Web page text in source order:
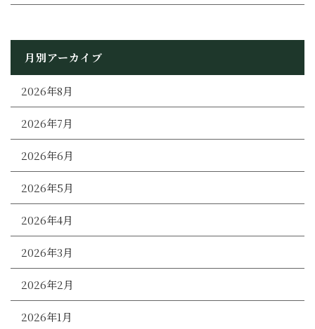
月別アーカイブ
2026年8月
2026年7月
2026年6月
2026年5月
2026年4月
2026年3月
2026年2月
2026年1月